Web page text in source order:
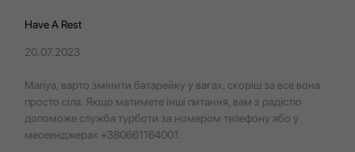
Have A Rest
20.07.2023
Mariya, варто змінити батарейку у вагах, скоріш за все вона
просто сіла. Якщо матимете інші питання, вам з радістю
допоможе служба турботи за номером телефону або у
месеенджерах +380661164001.